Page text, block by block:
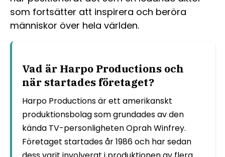
som fortsätter att inspirera och beröra
människor över hela världen.
Vad är Harpo Productions och
när startades företaget?
Harpo Productions är ett amerikanskt
produktionsbolag som grundades av den
kända TV-personligheten Oprah Winfrey.
Företaget startades år 1986 och har sedan